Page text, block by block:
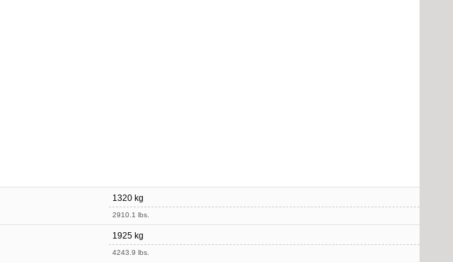
1320 kg
2910.1 lbs.
1925 kg
4243.9 lbs.